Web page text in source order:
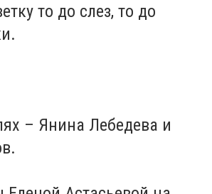
то до слез, то до
– Янина Лебедева и